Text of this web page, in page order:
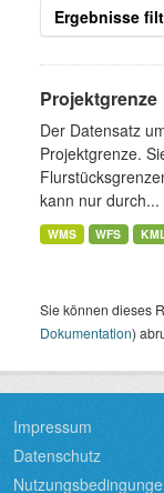
Ergebnisse
Projektgrenze
Der Datensatz
Projektgrenze.
kann nur durch...
WMS WFS
Sie können dieses
Dokumentation)
Impressum
Datenschutz